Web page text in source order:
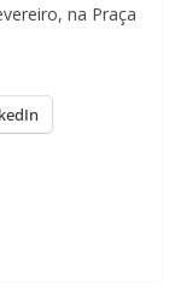
na Praça